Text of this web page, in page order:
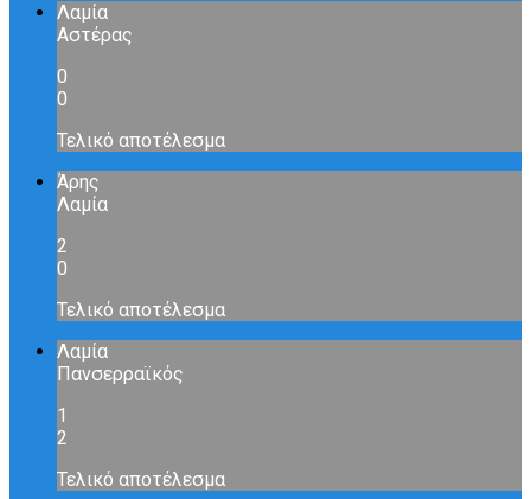
Λαμία
Αστέρας
0
0
Τελικό αποτέλεσμα
Άρης
Λαμία
2
0
Τελικό αποτέλεσμα
Λαμία
Πανσερραϊκός
1
2
Τελικό αποτέλεσμα